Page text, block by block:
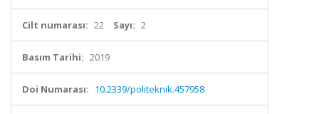
Cilt numarası: 22 Sayı: 2
Basım Tarihi: 2019
Doi Numarası: 10.2339/politeknik.457958